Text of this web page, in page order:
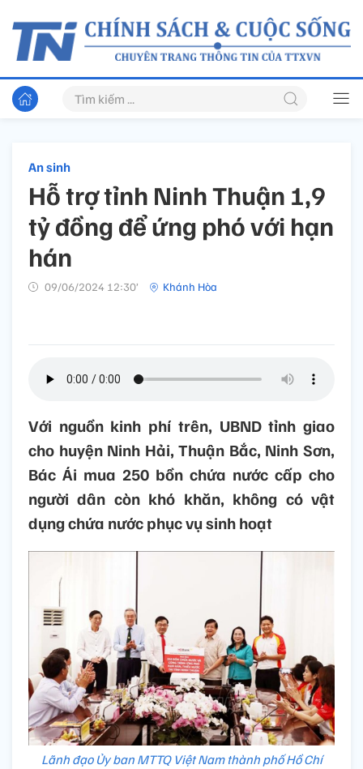
An sinh
Hỗ trợ tỉnh Ninh Thuận 1,9
tỷ đồng để ứng phó với hạn
hán
09/06/2024 12:30’ Khánh Hòa
Với nguồn kinh phí trên, UBND tỉnh giao
cho huyện Ninh Hải, Thuận Bắc, Ninh Sơn,
Bác Ái mua 250 bồn chứa nước cấp cho
người dân còn khó khăn, không có vật
dụng chứa nước phục vụ sinh hoạt
Lãnh đạo Ủy ban MTTQ Việt Nam thành phố Hồ Chí